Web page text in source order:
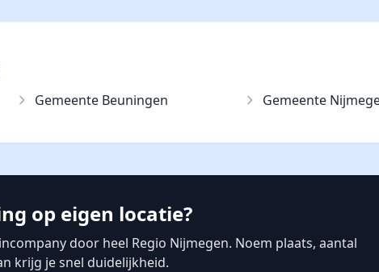
Gemeente Beuningen Gemeente
op eigen locatie?
door heel Regio Nijmegen. Noem plaats, aantal
krijg je snel duidelijkheid.